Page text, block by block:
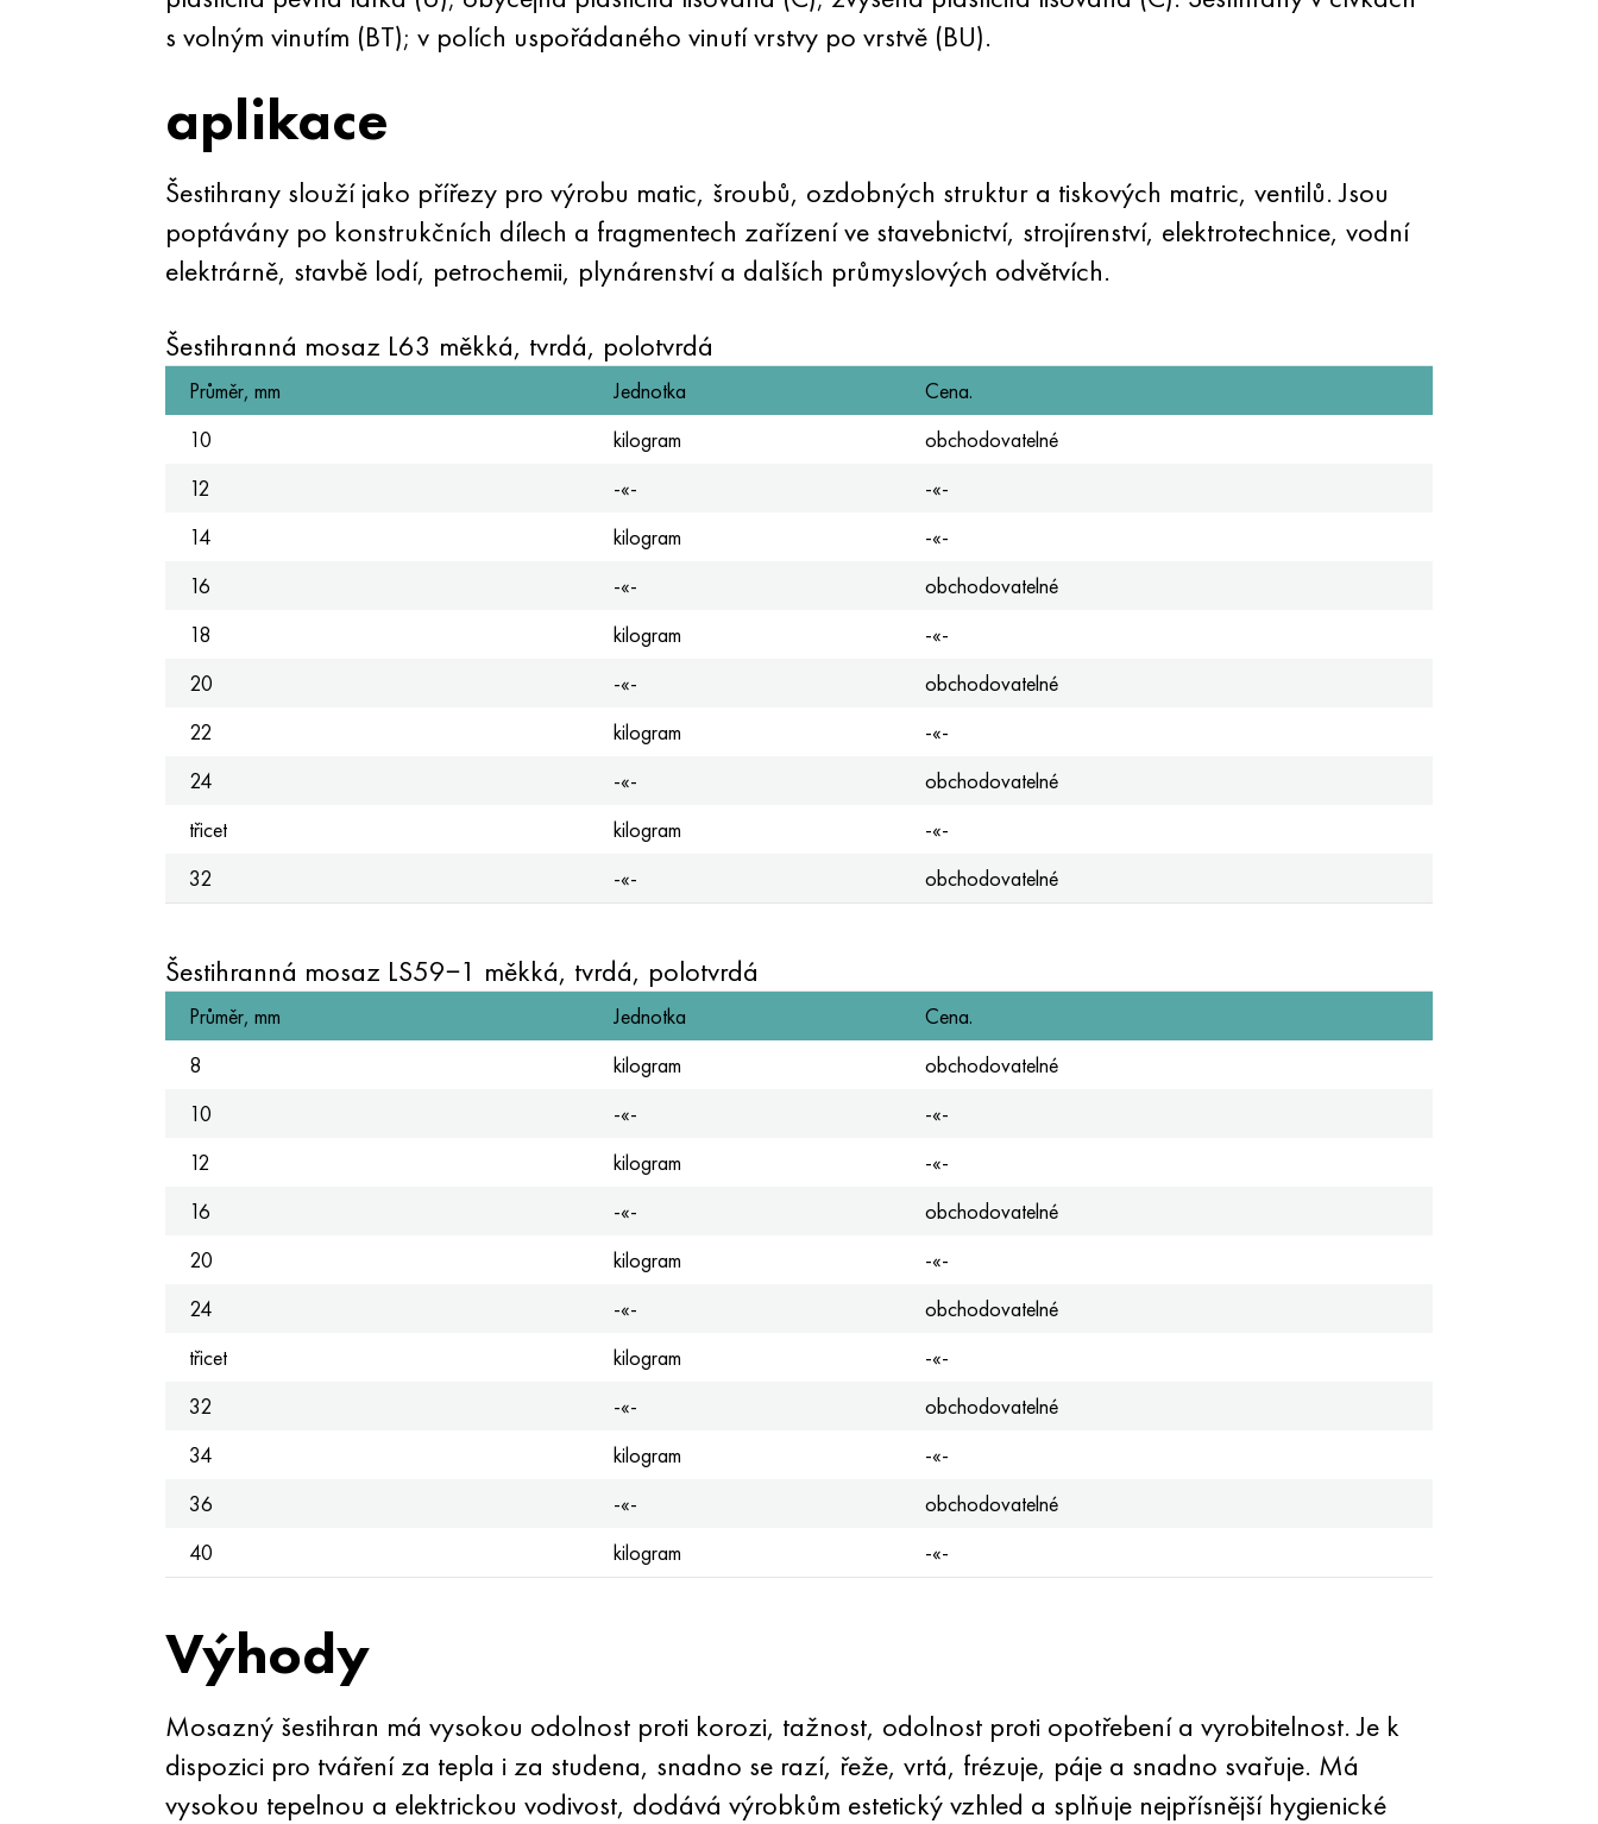
s volným vinutím (BT); v polích uspořádaného vinutí vrstvy po vrstvě (BU).
aplikace
Šestihrany slouží jako přířezy pro výrobu matic, šroubů, ozdobných struktur a tiskových matric, ventilů. Jsou
poptávány po konstrukčních dílech a fragmentech zařízení ve stavebnictví, strojírenství, elektrotechnice, vodní
elektrárně, stavbě lodí, petrochemii, plynárenství a dalších průmyslových odvětvích.
Šestihranná mosaz L63 měkká, tvrdá, polotvrdá
Průměr, mm Jednotka
Cena.
10
kilogram
obchodovatelné
12
-«-
-«-
14
kilogram
-«-
16
-«-
obchodovatelné
18
kilogram
-«-
20
-«-
obchodovatelné
22
kilogram
-«-
24
-«-
obchodovatelné
třicet
kilogram
-«-
32
-«- obchodovatelné
Šestihranná mosaz LS59−1 měkká, tvrdá, polotvrdá
Průměr, mm Jednotka
Cena.
8
kilogram
obchodovatelné
10
-«-
-«-
12
kilogram
-«-
16
-«-
obchodovatelné
20
kilogram
-«-
24
-«-
obchodovatelné
třicet
kilogram
-«-
32
-«-
obchodovatelné
34
kilogram
-«-
36
-«-
obchodovatelné
40
kilogram -«-
Výhody
Mosazný šestihran má vysokou odolnost proti korozi, tažnost, odolnost proti opotřebení a vyrobitelnost. Je k
dispozici pro tváření za tepla i za studena, snadno se razí, řeže, vrtá, frézuje, páje a snadno svařuje. Má
vysokou tepelnou a elektrickou vodivost, dodává výrobkům estetický vzhled a splňuje nejpřísnější hygienické